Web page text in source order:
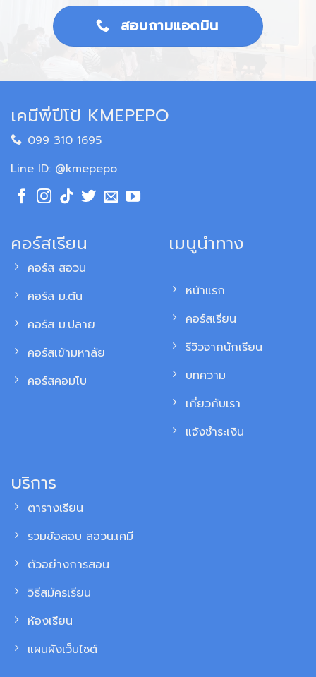
สอบถามแอดมิน
เคมีพี่ปีโป้ KMEPEPO
099 310 1695
Line ID: @kmepepo
คอร์สเรียน
คอร์ส สอวน
คอร์ส ม.ต้น
คอร์ส ม.ปลาย
คอร์สเข้ามหาลัย
คอร์สคอมโบ
เมนูนำทาง
หน้าแรก
คอร์สเรียน
รีวิวจากนักเรียน
บทความ
เกี่ยวกับเรา
แจ้งชำระเงิน
บริการ
ตารางเรียน
รวมข้อสอบ สอวน.เคมี
ตัวอย่างการสอน
วิธีสมัครเรียน
ห้องเรียน
แผนผังเว็บไซต์